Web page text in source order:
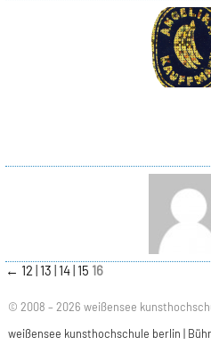
← 12 13 14 15 16
© 2008 – 2026 weißensee
weißensee kunsthochschule berlin |